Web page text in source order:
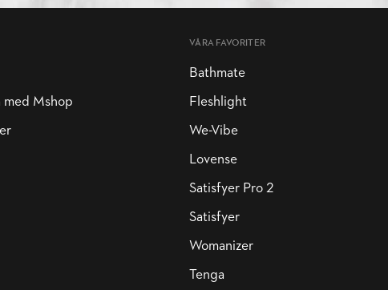
med Mshop
VÅRA FAVORITER
Bathmate
Fleshlight
We-Vibe
Lovense
Satisfyer Pro 2
Satisfyer
Womanizer
Tenga